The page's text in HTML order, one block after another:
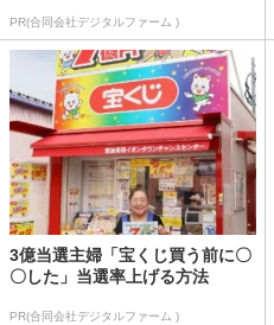
PR(合同会社デジタルファーム )
3億当選主婦「宝くじ買う前に〇
〇した」当選率上げる方法
PR(合同会社デジタルファーム )